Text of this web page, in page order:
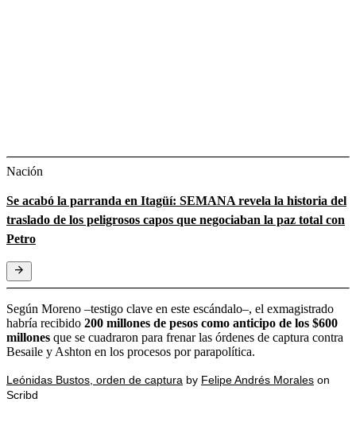
Nación
Se acabó la parranda en Itagüí: SEMANA revela la historia del
traslado de los peligrosos capos que negociaban la paz total con
Petro
Según Moreno –testigo clave en este escándalo–, el exmagistrado
habría recibido 200 millones de pesos como anticipo de los $600
millones que se cuadraron para frenar las órdenes de captura contra
Besaile y Ashton en los procesos por parapolítica.
Leónidas Bustos, orden de captura by Felipe Andrés Morales on
Scribd